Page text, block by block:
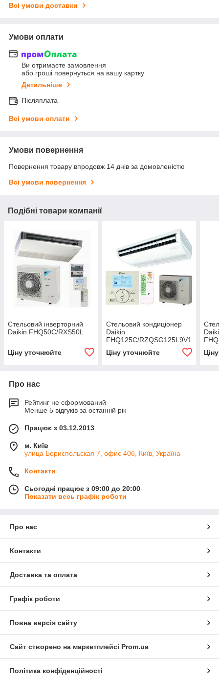
Всі умови доставки
Умови оплати
Ви отримаєте замовлення
або гроші повернуться на вашу картку
Детальніше
Післяплата
Всі умови оплати
Умови повернення
Повернення товару впродовж 14 днів за домовленістю
Всі умови повернення
Подібні товари компанії
Стельовий інверторний
Daikin FHQ50C/RXS50L
Ціну уточнюйте
Стельовий кондиціонер
Daikin
FHQ125C/RZQSG125L9V1
Ціну уточнюйте
Про нас
Рейтинг не сформований
Менше 5 відгуків за останній рік
Працює з 03.12.2013
м. Київ
улица Бориспольская 7, офис 406, Київ, Україна
Контакти
Сьогодні працює з 09:00 до 20:00
Показати весь графік роботи
Про нас
Контакти
Доставка та оплата
Графік роботи
Повна версія сайту
Сайт створено на маркетплейсі Prom.ua
Політика конфіденційності